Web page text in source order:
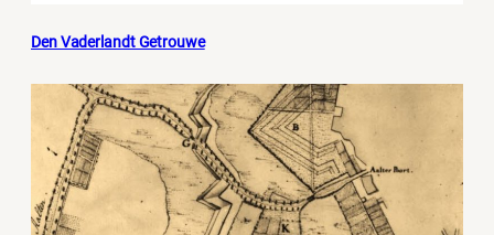
Den Vaderlandt Getrouwe